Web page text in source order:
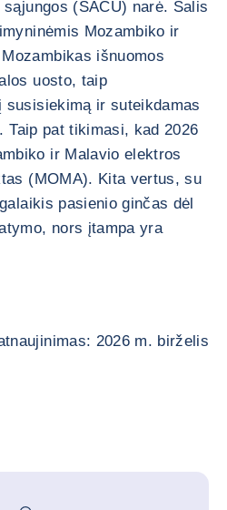
(SACU) narė. Šalis
Mozambiko ir
išnuomos
uosto, taip
susisiekimą ir suteikdamas
Taip pat tikimasi, kad 2026
ir Malavio elektros
(MOMA). Kita vertus, su
pasienio ginčas dėl
nors įtampa yra
2026 m. birželis